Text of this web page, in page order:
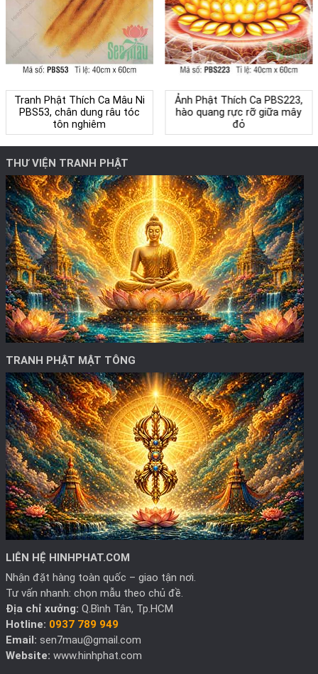
Tranh Phật Thích Ca Mâu Ni
PBS53, chân dung râu tóc
tôn nghiêm
Ảnh Phật Thích Ca PBS223,
hào quang rực rỡ giữa mây
đỏ
THƯ VIỆN TRANH PHẬT
TRANH PHẬT MẬT TÔNG
LIÊN HỆ HINHPHAT.COM
Nhận đặt hàng toàn quốc – giao tận nơi.
Tư vấn nhanh: chọn mẫu theo chủ đề.
Địa chỉ xưởng: Q.Bình Tân, Tp.HCM
Hotline: 0937 789 949
Email: sen7mau@gmail.com
Website: www.hinhphat.com